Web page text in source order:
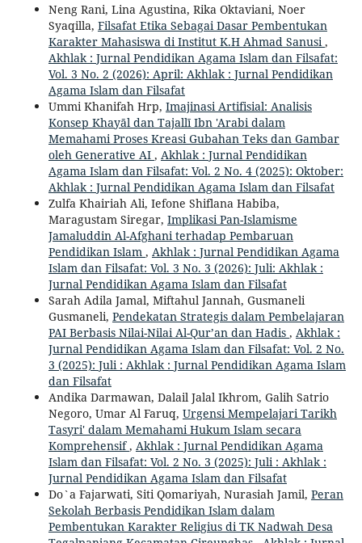
Neng Rani, Lina Agustina, Rika Oktaviani, Noer
Syaqilla, Filsafat Etika Sebagai Dasar Pembentukan
Karakter Mahasiswa di Institut K.H Ahmad Sanusi ,
Akhlak : Jurnal Pendidikan Agama Islam dan Filsafat:
Vol. 3 No. 2 (2026): April: Akhlak : Jurnal Pendidikan
Agama Islam dan Filsafat
Ummi Khanifah Hrp, Imajinasi Artifisial: Analisis
Konsep Khayāl dan Tajallī Ibn 'Arabi dalam
Memahami Proses Kreasi Gubahan Teks dan Gambar
oleh Generative AI , Akhlak : Jurnal Pendidikan
Agama Islam dan Filsafat: Vol. 2 No. 4 (2025): Oktober:
Akhlak : Jurnal Pendidikan Agama Islam dan Filsafat
Zulfa Khairiah Ali, Iefone Shiflana Habiba,
Maragustam Siregar, Implikasi Pan-Islamisme
Jamaluddin Al-Afghani terhadap Pembaruan
Pendidikan Islam , Akhlak : Jurnal Pendidikan Agama
Islam dan Filsafat: Vol. 3 No. 3 (2026): Juli: Akhlak :
Jurnal Pendidikan Agama Islam dan Filsafat
Sarah Adila Jamal, Miftahul Jannah, Gusmaneli
Gusmaneli, Pendekatan Strategis dalam Pembelajaran
PAI Berbasis Nilai-Nilai Al-Qur’an dan Hadis , Akhlak :
Jurnal Pendidikan Agama Islam dan Filsafat: Vol. 2 No.
3 (2025): Juli : Akhlak : Jurnal Pendidikan Agama Islam
dan Filsafat
Andika Darmawan, Dalail Jalal Ikhrom, Galih Satrio
Negoro, Umar Al Faruq, Urgensi Mempelajari Tarikh
Tasyri' dalam Memahami Hukum Islam secara
Komprehensif, Akhlak : Jurnal Pendidikan Agama
Islam dan Filsafat: Vol. 2 No. 3 (2025): Juli : Akhlak :
Jurnal Pendidikan Agama Islam dan Filsafat
Do`a Fajarwati, Siti Qomariyah, Nurasiah Jamil, Peran
Sekolah Berbasis Pendidikan Islam dalam
Pembentukan Karakter Religius di TK Nadwah Desa